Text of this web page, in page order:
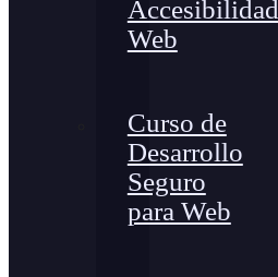
Accesibilidad
Web
Curso de
Desarrollo
Seguro
para Web